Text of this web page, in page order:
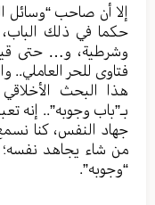
إلا أن صاحب “وسائل
حكما في ذلك
وشرطية، و… حتى
فتاوى للحر
هذا البحث
بـ”باب وجوبه”.. إنه
جهاد النفس، كنا
من شاء يجاهد
“وجوبه”.